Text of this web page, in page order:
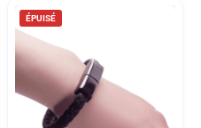
ÉPUISÉ